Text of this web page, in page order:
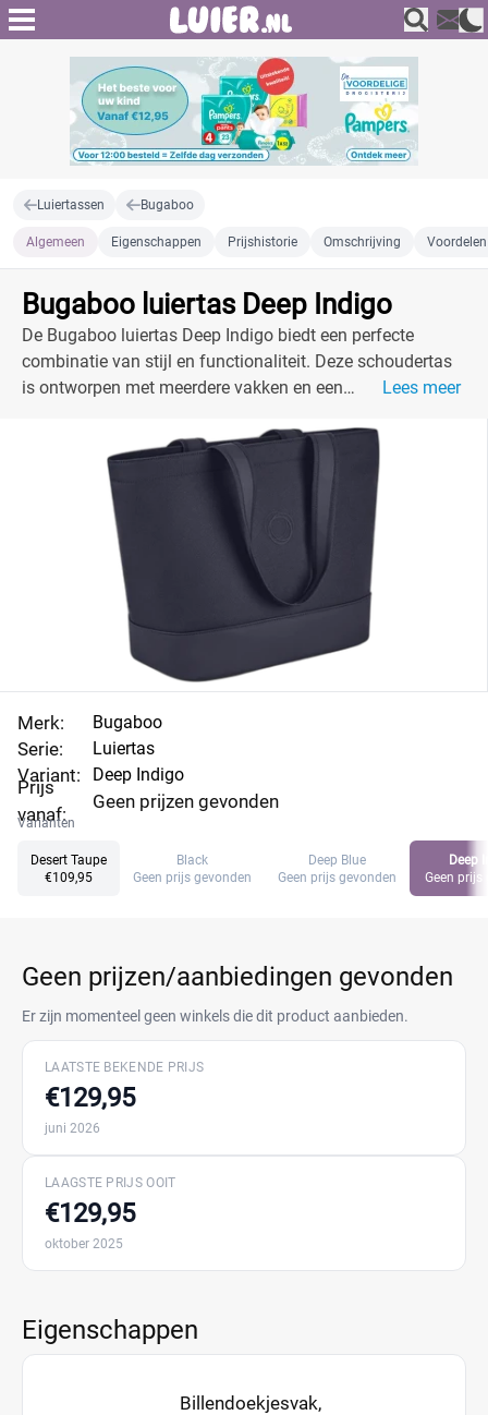
Luiertassen Bugaboo
Algemeen Eigenschappen Prijshistorie Omschrijving
Bugaboo luiertas Deep Indigo
De Bugaboo luiertas Deep Indigo biedt een perfecte
combinatie van stijl en functionaliteit. Deze schoudertas
is ontworpen met meerdere vakken en een
Lees meer
Merk:
Serie:
Variant:
Prijs
vanaf:
Bugaboo
Luiertas
Deep Indigo
Geen prijzen gevonden
Varianten
Desert Taupe
€109,95
Black
Geen prijs gevonden
Deep Blue
Geen prijs gevonden
Deep
Geen prijs
Geen prijzen/aanbiedingen gevonden
Er zijn momenteel geen winkels die dit product aanbieden.
LAATSTE BEKENDE PRIJS
€129,95
juni 2026
LAAGSTE PRIJS OOIT
€129,95
oktober 2025
Eigenschappen
Billendoekjesvak,